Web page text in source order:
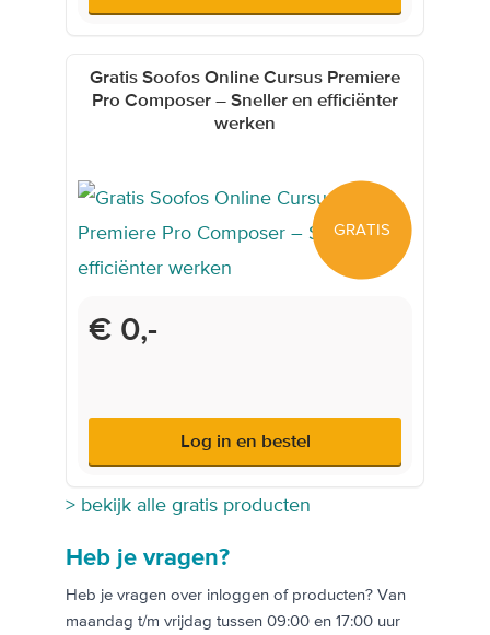
Gratis Soofos Online Cursus Premiere
Pro Composer – Sneller en efficiënter
werken
GRATIS
€ 0,-
Log in en bestel
> bekijk alle gratis producten
Heb je vragen?
Heb je vragen over inloggen of producten? Van
maandag t/m vrijdag tussen 09:00 en 17:00 uur